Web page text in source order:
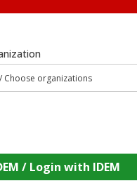
IDEM / Login with IDEM